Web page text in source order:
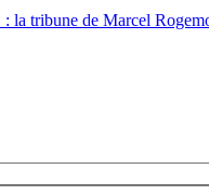
la tribune de Marcel